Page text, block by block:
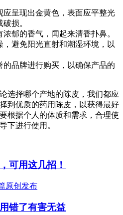
应呈现出金黄色，表面应平整光
损。
郁的香气，闻起来清香扑鼻。
避免阳光直射和潮湿环境，以
的品牌进行购买，以确保产品的
选择哪个产地的陈皮，我们都应
到优质的药用陈皮，以获得最好
根据个人的体质和需求，合理使
下进行使用。
可用这几招！
原创发布
错了有害无益